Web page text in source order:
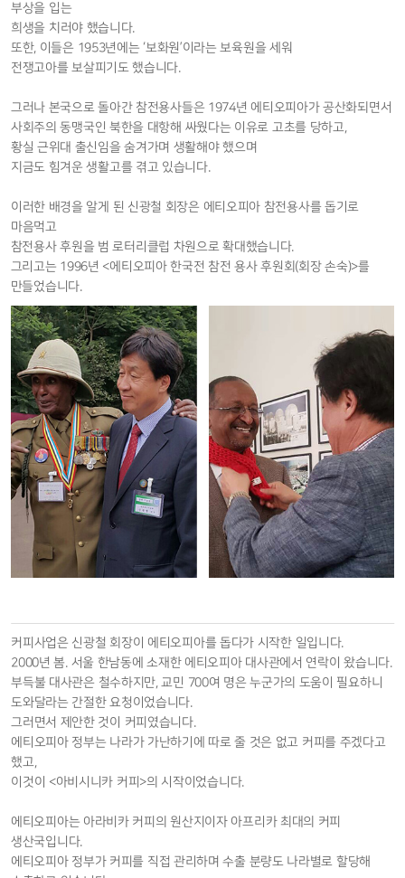
부상을 입는
희생을 치러야 했습니다.
또한, 이들은 1953년에는 ‘보화원’이라는 보육원을 세워
전쟁고아를 보살피기도 했습니다.
그러나 본국으로 돌아간 참전용사들은 1974년 에티오피아가 공산화되면서
사회주의 동맹국인 북한을 대항해 싸웠다는 이유로 고초를 당하고,
황실 근위대 출신임을 숨겨가며 생활해야 했으며
지금도 힘겨운 생활고를 겪고 있습니다.
이러한 배경을 알게 된 신광철 회장은 에티오피아 참전용사를 돕기로
마음먹고
참전용사 후원을 범 로터리클럽 차원으로 확대했습니다.
그리고는 1996년 <에티오피아 한국전 참전 용사 후원회(회장 손숙)>를
만들었습니다.
커피사업은 신광철 회장이 에티오피아를 돕다가 시작한 일입니다.
2000년 봄. 서울 한남동에 소재한 에티오피아 대사관에서 연락이 왔습니다.
부득불 대사관은 철수하지만, 교민 700여 명은 누군가의 도움이 필요하니
도와달라는 간절한 요청이었습니다.
그러면서 제안한 것이 커피였습니다.
에티오피아 정부는 나라가 가난하기에 따로 줄 것은 없고 커피를 주겠다고
했고,
이것이 <아비시니카 커피>의 시작이었습니다.
에티오피아는 아라비카 커피의 원산지이자 아프리카 최대의 커피
생산국입니다.
에티오피아 정부가 커피를 직접 관리하며 수출 분량도 나라별로 할당해